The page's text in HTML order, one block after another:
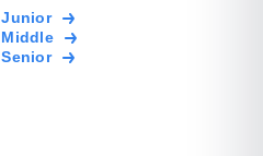
Junior
Middle
Senior